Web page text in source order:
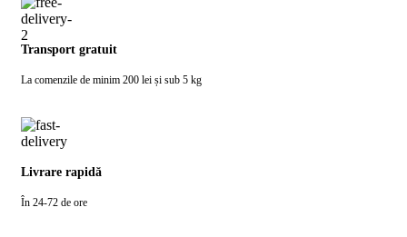
Transport gratuit
La comenzile de minim 200 lei și sub 5 kg
Livrare rapidă
În 24-72 de ore